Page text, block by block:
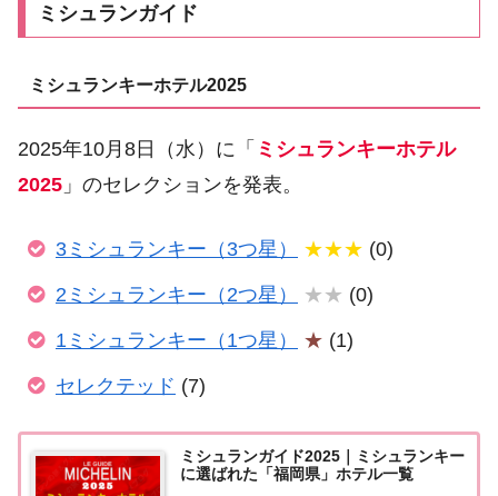
ミシュランガイド
ミシュランキーホテル2025
2025年10月8日（水）に「 ミシュランキーホテル
2025 」のセレクションを発表。
3ミシュランキー（3つ星） ★★★ (0)
2ミシュランキー（2つ星） ★★ (0)
1ミシュランキー（1つ星） ★ (1)
セレクテッド (7)
ミシュランガイド2025｜ミシュランキー
に選ばれた「福岡県」ホテル一覧